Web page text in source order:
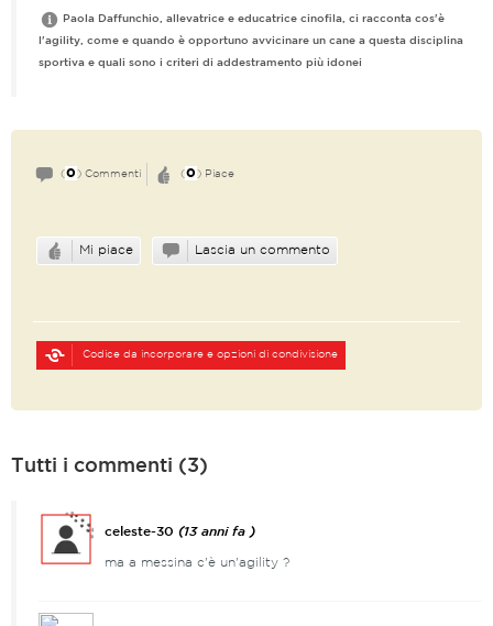
Paola Daffunchio, allevatrice e educatrice cinofila, ci racconta cos'è
l'agility, come e quando è opportuno avvicinare un cane a questa disciplina
sportiva e quali sono i criteri di addestramento più idonei
( 0 ) Commenti ( 0 ) Piace
Mi piace Lascia un commento
Codice da incorporare e opzioni di condivisione
Tutti i commenti (3)
celeste-30 (13 anni fa )
ma a messina c'è un'agility ?